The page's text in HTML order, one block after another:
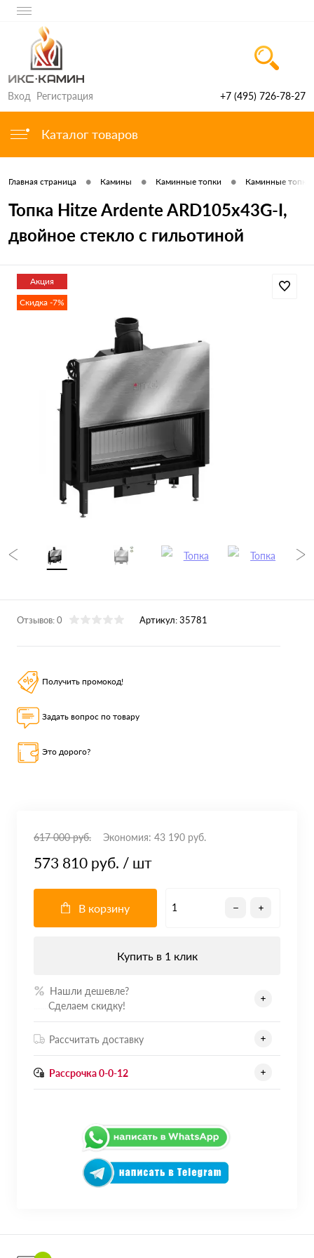
Вход Регистрация +7 (495) 726-78-27
Каталог товаров
Главная страница • Камины • Каминные топки • Каминные топки
Топка Hitze Ardente ARD105x43G-I,
двойное стекло с гильотиной
Акция
Скидка -7%
Отзывов: 0 Артикул:35781
Получить промокод!
Задать вопрос по товару
Это дорого?
617 000 руб. Экономия: 43 190 руб.
573 810 руб. / шт
В корзину
Купить в 1 клик
Нашли дешевле?
Сделаем скидку!
Рассчитать доставку
Рассрочка 0-0-12